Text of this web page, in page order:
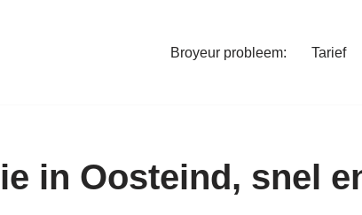
Broyeur probleem: Tarief
in Oosteind, snel